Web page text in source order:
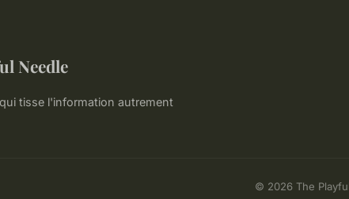
Needle
tisse l'information autrement
© 2026 The